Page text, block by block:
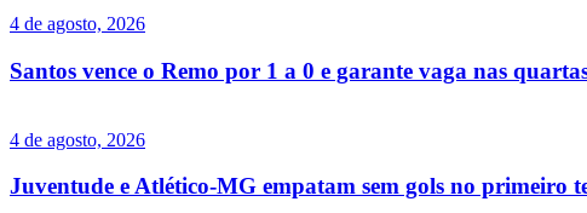
4 de agosto, 2026
Santos vence o Remo por 1 a 0 e garante vaga nas
4 de agosto, 2026
Juventude e Atlético-MG empatam sem gols no primeiro